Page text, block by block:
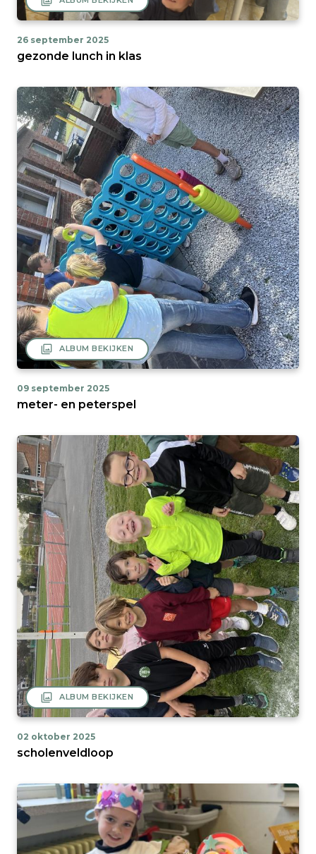
26 september 2025
gezonde lunch in klas
filter ALBUM BEKIJKEN
09 september 2025
meter- en peterspel
filter ALBUM BEKIJKEN
02 oktober 2025
scholenveldloop